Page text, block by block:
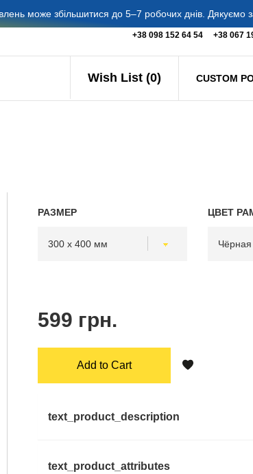
може збільшитися до 5–7 робочих днів. Дякуємо
+38 098 152 64 54 +38 067
Wish List (0) CUSTOM
РАЗМЕР ЦВЕТ
599 грн.
Add to Cart
text_product_description
text_product_attributes